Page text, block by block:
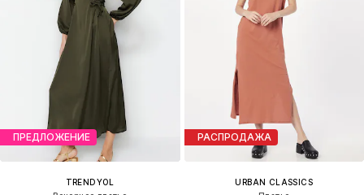
ПРЕДЛОЖЕНИЕ
TRENDYOL
РАСПРОДАЖА
URBAN CLASSICS